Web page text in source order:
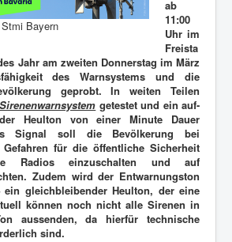
Stmi Bayern
ab
11:00
Uhr im
Freista
Jahr am zweiten Donnerstag im März
des Warnsystems und die
geprobt. In weiten Teilen
Sirenenwarnsystem getestet und ein auf-
Heulton von einer Minute Dauer
Signal soll die Bevölkerung bei
Gefahren für die öffentliche Sicherheit
Radios einzuschalten und auf
Zudem wird der Entwarnungston
ein gleichbleibender Heulton, der eine
können noch nicht alle Sirenen in
aussenden, da hierfür technische
sind.